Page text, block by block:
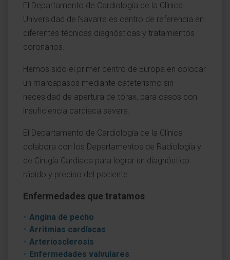
El Departamento de Cardiología de la Clínica
Universidad de Navarra es centro de referencia en
diferentes técnicas diagnósticas y tratamientos
coronarios.
Hemos sido el primer centro de Europa en colocar
un marcapasos mediante cateterismo sin
necesidad de apertura de tórax, para casos con
insuficiencia cardiaca severa.
El Departamento de Cardiología de la Clínica
colabora con los Departamentos de Radiología y
de Cirugía Cardiaca para lograr un diagnóstico
rápido y preciso del paciente.
Enfermedades que tratamos
Angina de pecho
Arritmias cardíacas
Arteriosclerosis
Enfermedades valvulares